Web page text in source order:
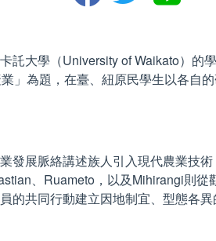
託大學（University of Waikato）的
」為題，在臺、紐原民學生以各自
發展脈絡講述族人引入現代農業技
、Ruameto，以及Mihirangi則
共同行動建立因地制宜、型態各異